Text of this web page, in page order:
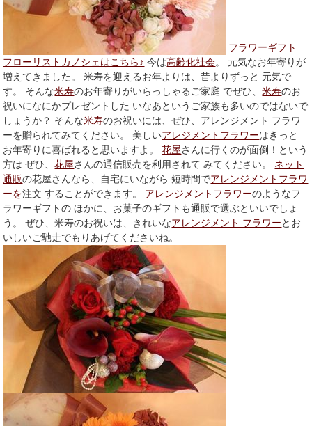
フラワーギフト
フローリストカノシェはこちら♪ 今は高齢化社会。 元気なお年寄りが
増えてきました。 米寿を迎えるお年よりは、昔よりずっと 元気で
す。 そんな米寿のお年寄りがいらっしゃるご家庭 でぜひ、米寿のお
祝いになにかプレゼントした いなあというご家族も多いのではないで
しょうか？ そんな米寿のお祝いには、ぜひ、アレンジメント フラワ
ーを贈られてみてください。 美しいアレジメントフラワーはきっと
お年寄りに喜ばれると思いますよ。花屋さんに行くのが面倒！という
方は ぜひ、花屋さんの通信販売を利用されて みてください。 ネット
通販の花屋さんなら、自宅にいながら 短時間でアレンジメントフラワ
ーを注文 することができます。 アレンジメントフラワーのようなフ
ラワーギフトの ほかに、お菓子のギフトも通販で選ぶといいでしょ
う。 ぜひ、米寿のお祝いは、きれいなアレンジメント フラワーとお
いしいご馳走でもりあげてくださいね。